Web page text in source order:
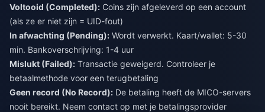
Voltooid (Completed): Coins zijn afgeleverd op een account
(als ze er niet zijn = UID-fout)
In afwachting (Pending): Wordt verwerkt. Kaart/wallet: 5-30
min. Bankoverschrijving: 1-4 uur
Mislukt (Failed): Transactie geweigerd. Controleer je
betaalmethode voor een terugbetaling
Geen record (No Record): De betaling heeft de MICO-servers
nooit bereikt. Neem contact op met je betalingsprovider